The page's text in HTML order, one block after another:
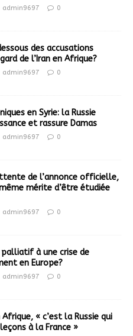
admin9697 0
des accusations
de l’Iran en Afrique?
admin9697 0
en Syrie: la Russie
et rassure Damas
admin9697 0
de l’annonce officielle,
mérite d’être étudiée
admin9697 0
palliatif à une crise de
en Europe?
admin9697 0
Afrique, « c’est la Russie qui
à la France »